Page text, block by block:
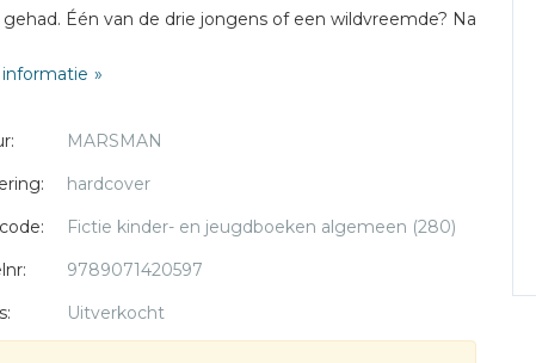
Één van de drie jongens of een wildvreemde? Na
adembenemende ontknoping in het
jaar
MARSMAN
hardcover
Fictie kinder- en jeugdboeken algemeen (280)
9789071420597
Uitverkocht